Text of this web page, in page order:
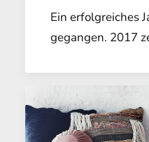
Ein erfolgreiches
gegangen. 2017